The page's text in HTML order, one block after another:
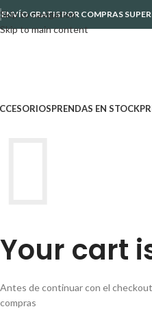
Skip to navigation
Skip to main content
ENVÍO GRATIS POR COMPRAS
PRENDAS EN STOCK
Your cart
Antes de continuar con el
compras